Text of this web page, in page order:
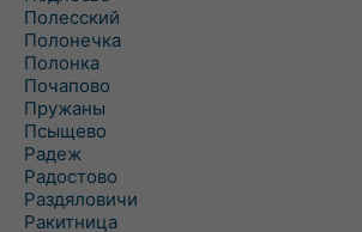
Полесский
Полонечка
Полонка
Почапово
Пружаны
Псыщево
Радеж
Радостово
Раздяловичи
Ракитница